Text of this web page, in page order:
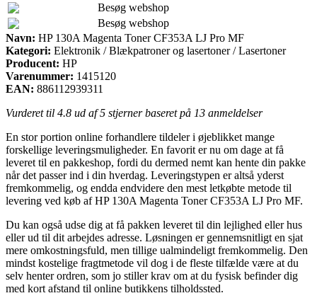
Besøg webshop
Besøg webshop
Navn: HP 130A Magenta Toner CF353A LJ Pro MF
Kategori: Elektronik / Blækpatroner og lasertoner / Lasertoner
Producent: HP
Varenummer: 1415120
EAN: 886112939311
Vurderet til 4.8 ud af 5 stjerner baseret på 13 anmeldelser
En stor portion online forhandlere tildeler i øjeblikket mange
forskellige leveringsmuligheder. En favorit er nu om dage at få
leveret til en pakkeshop, fordi du dermed nemt kan hente din pakke
når det passer ind i din hverdag. Leveringstypen er altså yderst
fremkommelig, og endda endvidere den mest letkøbte metode til
levering ved køb af HP 130A Magenta Toner CF353A LJ Pro MF.
Du kan også udse dig at få pakken leveret til din lejlighed eller hus
eller ud til dit arbejdes adresse. Løsningen er gennemsnitligt en sjat
mere omkostningsfuld, men tillige ualmindeligt fremkommelig. Den
mindst kostelige fragtmetode vil dog i de fleste tilfælde være at du
selv henter ordren, som jo stiller krav om at du fysisk befinder dig
med kort afstand til online butikkens tilholdssted.